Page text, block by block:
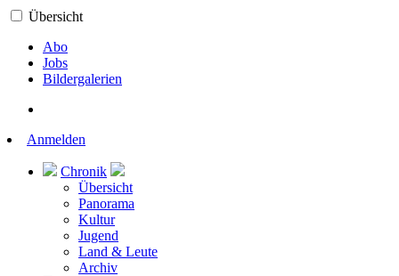
Übersicht
Abo
Jobs
Bildergalerien
Anmelden
Chronik
Übersicht
Panorama
Kultur
Jugend
Land & Leute
Archiv